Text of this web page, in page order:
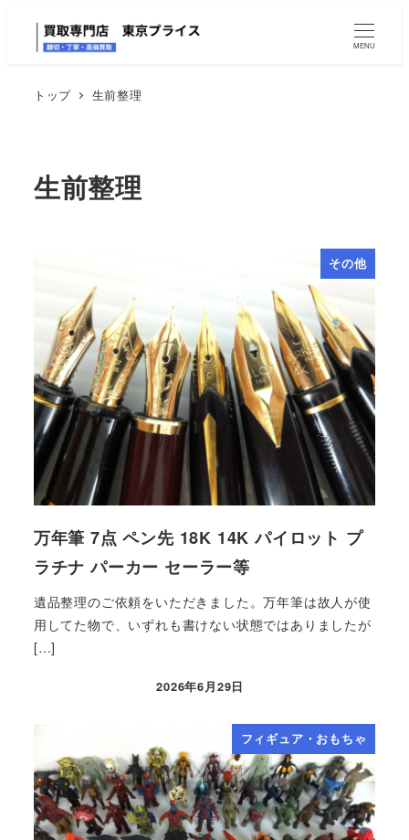
MENU
トップ 生前整理
生前整理
その他
万年筆 7点 ペン先 18K 14K パイロット プ
ラチナ パーカー セーラー等
遺品整理のご依頼をいただきました。万年筆は故人が使
用してた物で、いずれも書けない状態ではありましたが
[…]
2026年6月29日
フィギュア・おもちゃ